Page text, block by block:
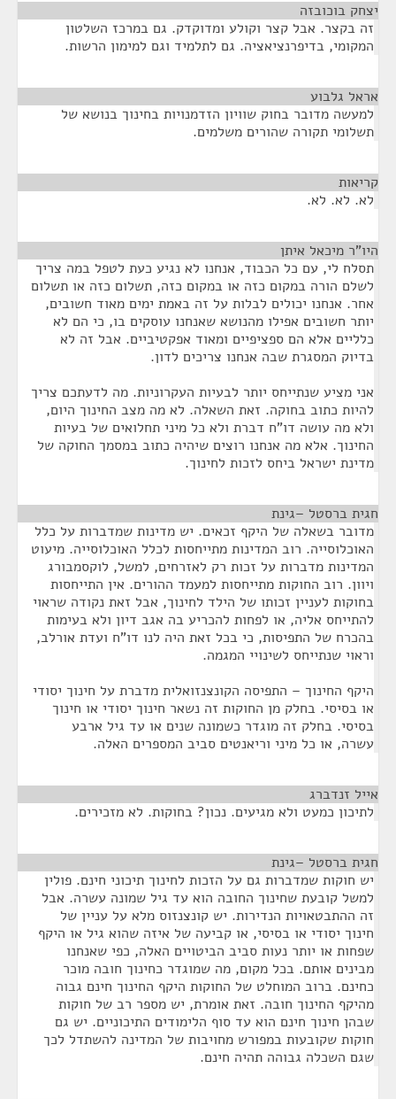
יצחק בוכובזה
זה בקצר. אבל קצר וקולע ומדוקדק. גם במרכז השלטון
המקומי, בדיפרנציאציה. גם לתלמיד וגם למימון הרשות.
אראל גלבוע
למעשה מדובר בחוק שוויון הזדמנויות בחינוך בנושא של
תשלומי תקורה שהורים משלמים.
קריאות
לא. לא. לא.
היו"ר מיכאל איתן
תסלח לי, עם כל הכבוד, אנחנו לא נגיע כעת לטפל במה צריך
לשלם הורה במקום כזה או במקום כזה, תשלום כזה או תשלום
אחר. אנחנו יכולים לבלות על זה באמת ימים מאוד חשובים,
יותר חשובים אפילו מהנושא שאנחנו עוסקים בו, כי הם לא
כלליים אלא הם ספציפיים ומאוד אפקטיביים. אבל זה לא
בדיוק המסגרת שבה אנחנו צריכים לדון.
אני מציע שנתייחס יותר לבעיות העקרוניות. מה לדעתכם צריך
להיות כתוב בחוקה. זאת השאלה. לא מה מצב החינוך היום,
ולא מה עושה דו"ח דברת ולא כל מיני תחלואים של בעיות
החינוך. אלא מה אנחנו רוצים שיהיה כתוב במסמך החוקה של
מדינת ישראל ביחס לזכות לחינוך.
חגית ברסטל –גינת
מדובר בשאלה של היקף זכאים. יש מדינות שמדברות על כלל
האוכלוסייה. רוב המדינות מתייחסות לכלל האוכלוסייה. מיעוט
המדינות מדברות על זכות רק לאזרחים, למשל, לוקסמבורג
ויוון. רוב החוקות מתייחסות למעמד ההורים. אין התייחסות
בחוקות לעניין זכותו של הילד לחינוך, אבל זאת נקודה שראוי
להתייחס אליה, או לפחות להכריע בה אגב דיון ולא בעימות
בהכרח של התפיסות, כי בכל זאת היה לנו דו"ח ועדת אורלב,
וראוי שנתייחס לשינויי המגמה.
היקף החינוך – התפיסה הקונצנזואלית מדברת על חינוך יסודי
או בסיסי. בחלק מן החוקות זה נשאר חינוך יסודי או חינוך
בסיסי. בחלק זה מוגדר כשמונה שנים או עד גיל ארבע
עשרה, או כל מיני וריאנטים סביב המספרים האלה.
אייל זנדברג
לתיכון כמעט ולא מגיעים. נכון? בחוקות. לא מזכירים.
חגית ברסטל –גינת
יש חוקות שמדברות גם על הזכות לחינוך תיכוני חינם. פולין
למשל קובעת שחינוך החובה הוא עד גיל שמונה עשרה. אבל
זה ההתבטאויות הנדירות. יש קונצנזוס מלא על עניין של
חינוך יסודי או בסיסי, או קביעה של איזה שהוא גיל או היקף
שפחות או יותר נעות סביב הביטויים האלה, כפי שאנחנו
מבינים אותם. בכל מקום, מה שמוגדר כחינוך חובה מוכר
כחינם. ברוב המוחלט של החוקות היקף החינוך חינם גבוה
מהיקף החינוך חובה. זאת אומרת, יש מספר רב של חוקות
שבהן חינוך חינם הוא עד סוף הלימודים התיכוניים. יש גם
חוקות שקובעות במפורש מחויבות של המדינה להשתדל לכך
שגם השכלה גבוהה תהיה חינם.